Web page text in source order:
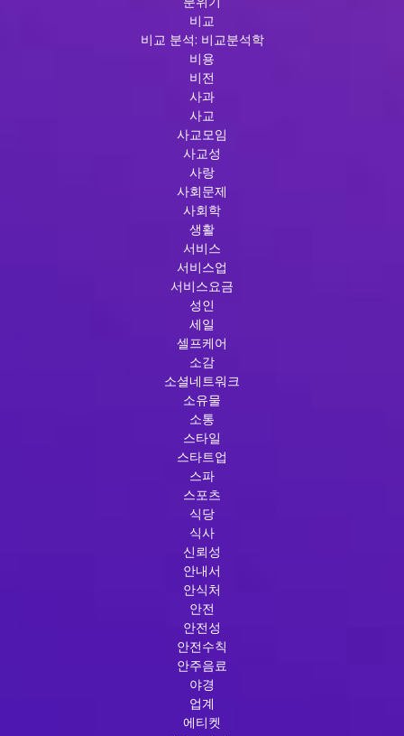
비교
비교 분석: 비교분석학
비용
비전
사과
사교
사교모임
사교성
사랑
사회문제
사회학
생활
서비스
서비스업
서비스요금
성인
세일
셀프케어
소감
소셜네트워크
소유물
소통
스타일
스타트업
스파
스포츠
식당
식사
신뢰성
안내서
안식처
안전
안전성
안전수칙
안주음료
야경
업계
에티켓